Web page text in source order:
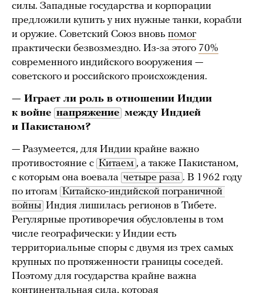
силы. Западные государства и корпорации
предложили купить у них нужные танки, корабли
и оружие. Советский Союз вновь помог
практически безвозмездно. Из-за этого 70%
современного индийского вооружения —
советского и российского происхождения.
— Играет ли роль в отношении Индии
к войне напряжение между Индией
и Пакистаном?
— Разумеется, для Индии крайне важно
противостояние с Китаем , а также Пакистаном,
с которым она воевала четыре раза . В 1962 году
по итогам Китайско-индийской пограничной
войны Индия лишилась регионов в Тибете.
Регулярные противоречия обусловлены в том
числе географически: у Индии есть
территориальные споры с двумя из трех самых
крупных по протяженности границы соседей.
Поэтому для государства крайне важна
континентальная сила, которая